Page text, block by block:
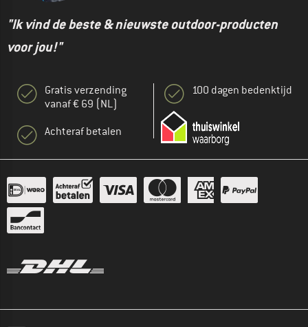
"Ik vind de beste & nieuwste outdoor-producten
voor jou!"
Gratis verzending
vanaf € 69 (NL)
Achteraf betalen
100 dagen bedenktijd